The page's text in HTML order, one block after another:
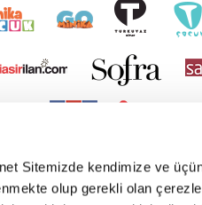
Sitemizde kendimize ve
olup gerekli olan